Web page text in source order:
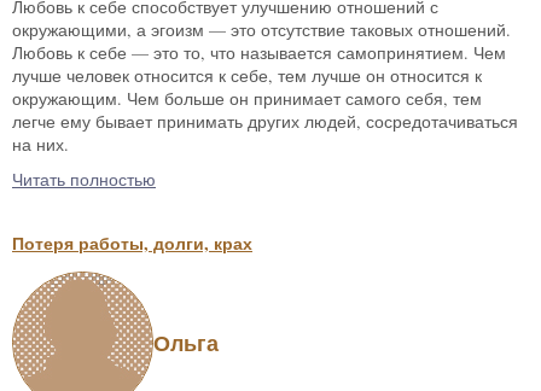
Любовь к себе способствует улучшению отношений с
окружающими, а эгоизм — это отсутствие таковых отношений.
Любовь к себе — это то, что называется самопринятием. Чем
лучше человек относится к себе, тем лучше он относится к
окружающим. Чем больше он принимает самого себя, тем
легче ему бывает принимать других людей, сосредотачиваться
на них.
Читать полностью
Потеря работы, долги, крах
Ольга